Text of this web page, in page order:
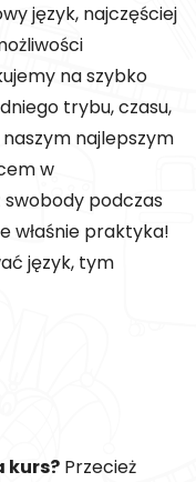
język, najczęściej
na szybko
trybu, czasu,
najlepszym
w
podczas
właśnie praktyka!
język, tym
kurs? Przecież